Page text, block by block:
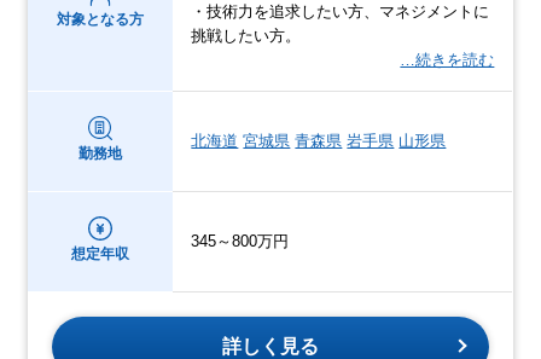
対象となる方
・技術力を追求したい方、マネジメントに
挑戦したい方。
…続きを読む
勤務地
北海道 宮城県 青森県 岩手県 山形県
想定年収
345～800万円
詳しく見る